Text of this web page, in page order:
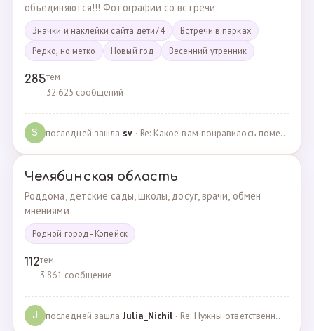
объединяются!!! Фотографии со встречи
Значки и наклейки сайта дети74
Встречи в парках
Редко, но метко
Новый год Весенний утренник
285тем
32 625 сообщений
S последней зашла sv· Re: Какое вам понравилось помещения для проведения … · 07.05.2025
Челябинская область
Роддома, детские сады, школы, досуг, врачи, обмен
мнениями
Родной город - Копейск
112тем
3 861 сообщение
J последней зашлаJulia_Nichil· Re: Нужны ответственные и любящие детей сотрудники … · 22.07.2024